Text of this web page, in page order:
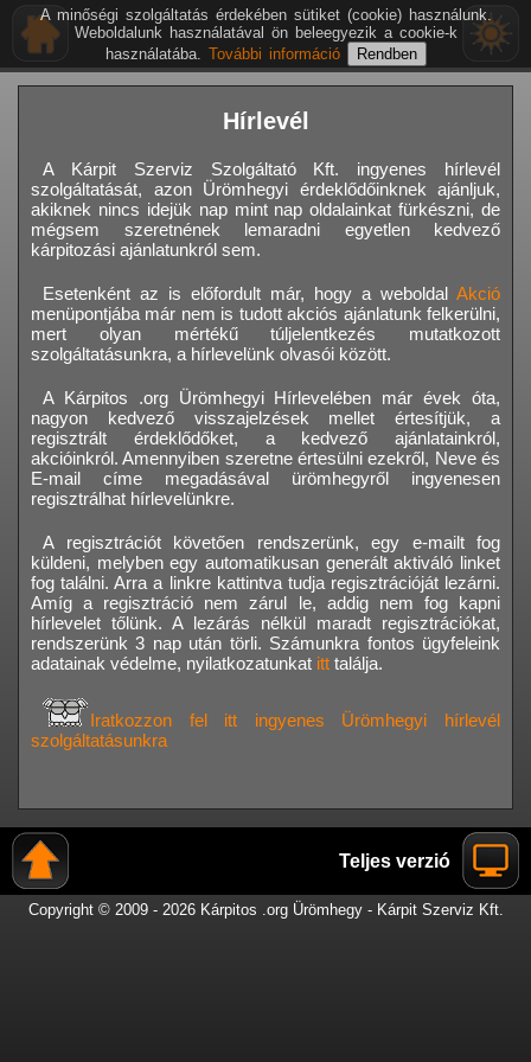
Hírlevél
A Kárpit Szerviz Szolgáltató Kft. ingyenes hírlevél
szolgáltatását, azon Ürömhegyi érdeklődőinknek ajánljuk,
akiknek nincs idejük nap mint nap oldalainkat fürkészni, de
mégsem szeretnének lemaradni egyetlen kedvező
kárpitozási ajánlatunkról sem.
Esetenként az is előfordult már, hogy a weboldal Akció
menüpontjába már nem is tudott akciós ajánlatunk felkerülni,
mert olyan mértékű túljelentkezés mutatkozott
szolgáltatásunkra, a hírlevelünk olvasói között.
A Kárpitos .org Ürömhegyi Hírlevelében már évek óta,
nagyon kedvező visszajelzések mellet értesítjük, a
regisztrált érdeklődőket, a kedvező ajánlatainkról,
akcióinkról. Amennyiben szeretne értesülni ezekről, Neve és
E-mail címe megadásával ürömhegyről ingyenesen
regisztrálhat hírlevelünkre.
A regisztrációt követően rendszerünk, egy e-mailt fog
küldeni, melyben egy automatikusan generált aktiváló linket
fog találni. Arra a linkre kattintva tudja regisztrációját lezárni.
Amíg a regisztráció nem zárul le, addig nem fog kapni
hírlevelet tőlünk. A lezárás nélkül maradt regisztrációkat,
rendszerünk 3 nap után törli. Számunkra fontos ügyfeleink
adatainak védelme, nyilatkozatunkat itt találja.
Iratkozzon fel itt ingyenes Ürömhegyi hírlevél
szolgáltatásunkra
Teljes verzió
Copyright © 2009 - 2026 Kárpitos .org Ürömhegy - Kárpit Szerviz Kft.
A minőségi szolgáltatás érdekében sütiket (cookie) használunk.
Weboldalunk használatával ön beleegyezik a cookie-k
használatába. További információ